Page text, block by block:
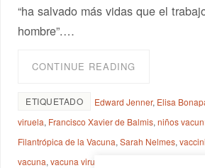
“ha salvado más vidas que el
hombre”.…
CONTINUE READING
ETIQUETADO Edward Jenner, Elisa
viruela, Francisco Xavier de Balmis,niños
Filantrópica de la Vacuna,Sarah Nelmes,
vacuna,vacuna viruela